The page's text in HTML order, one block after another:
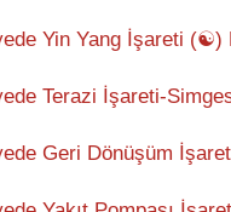
Yin Yang İşareti (☯)
Terazi İşareti-
Geri Dönüşüm